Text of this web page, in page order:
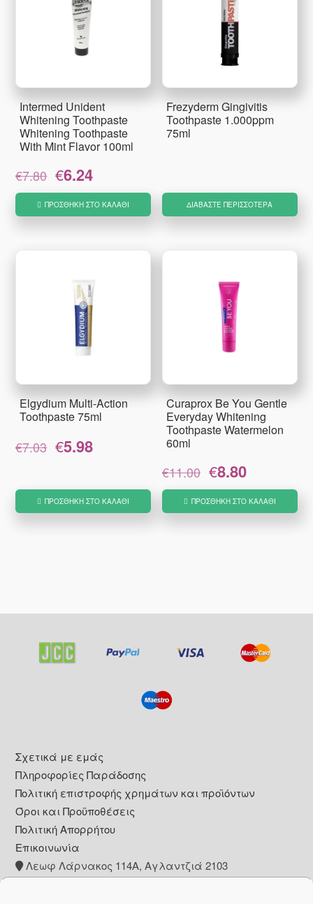
Intermed Unident
Whitening Toothpaste
Whitening Toothpaste
With Mint Flavor 100ml
€7.80
Original
price
was:
€7.80.
€6.24
τιμή
είναι:
ΠΡΟΣΘΉΚΗ ΣΤΟ ΚΑΛΆΘΙ
Frezyderm Gingivitis
Toothpaste 1.000ppm
75ml
ΔΙΑΒΆΣΤΕ ΠΕΡΙΣΣΌΤΕΡΑ
Elgydium Multi-Action
Toothpaste 75ml
€7.03
Original
price
€5.98
€5.98.
ΠΡΟΣΘΉΚΗ ΣΤΟ ΚΑΛΆΘΙ
Curaprox Be You Gentle
Everyday Whitening
Toothpaste Watermelon
60ml
€11.00
Original
price
€11.00.
€8.80
είναι:
ΠΡΟΣΘΉΚΗ ΣΤΟ ΚΑΛΆΘΙ
Footer
Σχετικά με εμάς
Πληροφορίες Παράδοσης
Πολιτική επιστροφής χρημάτων και προϊόντων
Όροι και Προϋποθέσεις
Πολιτική Απορρήτου
Επικοινωνία
Λεωφ Λάρνακος 114Α, Αγλαντζιά 2103